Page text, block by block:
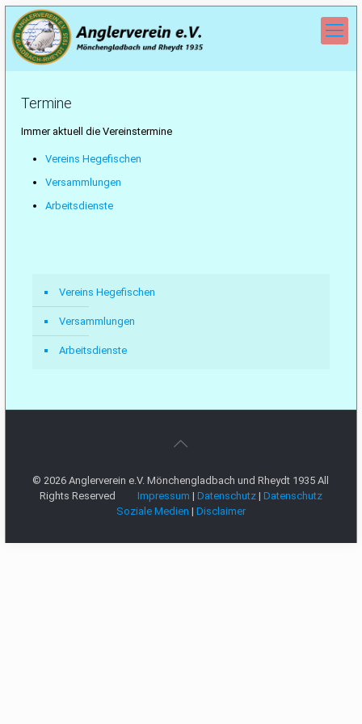
Termine
Immer aktuell die Vereinstermine
Vereins Hegefischen
Versammlungen
Arbeitsdienste
Vereins Hegefischen
Versammlungen
Arbeitsdienste
© 2026 Anglerverein e.V. Mönchengladbach und Rheydt 1935 All
Rights Reserved Impressum | Datenschutz| Datenschutz
Soziale Medien | Disclaimer